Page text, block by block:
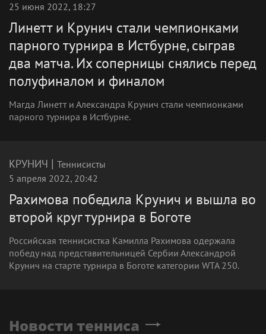
25 июня 2022, 18:27
Линетт и Крунич стали чемпионками
парного турнира в Истбурне, сыграв
два матча. Их соперницы снялись перед
полуфиналом и финалом
Магда Линетт и Александра Крунич стали чемпионками
парного турнира в Истбурне.
КРУНИЧ | Теннисисты
5 апреля 2022, 20:42
Рахимова победила Крунич и вышла во
второй круг турнира в Боготе
Российская теннисистка Камилла Рахимова одержала
победу над представительницей Сербии Александрой
Крунич на старте турнира в Боготе категории WTA 250.
Новости тенниса